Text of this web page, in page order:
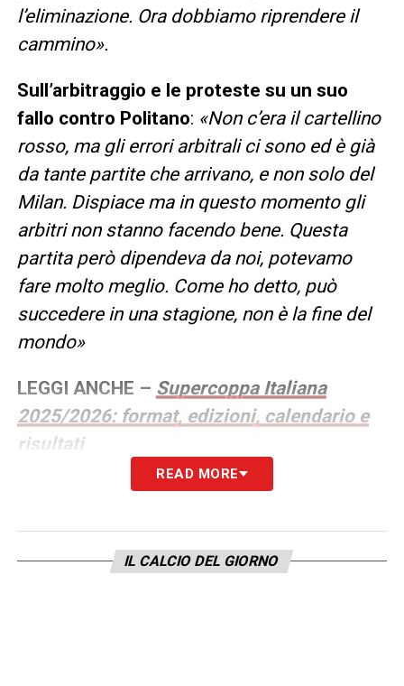
l’eliminazione. Ora dobbiamo riprendere il
cammino».
Sull’arbitraggio e le proteste su un suo
fallo contro Politano: «Non c’era il cartellino
rosso, ma gli errori arbitrali ci sono ed è già
da tante partite che arrivano, e non solo del
Milan. Dispiace ma in questo momento gli
arbitri non stanno facendo bene. Questa
partita però dipendeva da noi, potevamo
fare molto meglio. Come ho detto, può
succedere in una stagione, non è la fine del
mondo»
LEGGI ANCHE – Supercoppa Italiana
2025/2026: format, edizioni, calendario e
risultati
READ MORE
IL CALCIO DEL GIORNO